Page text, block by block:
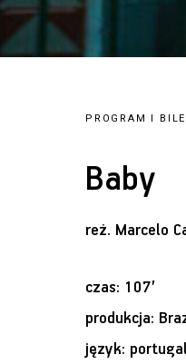
PROGRAM I
Baby
reż. Marcelo
czas: 107’
produkcja:
język: